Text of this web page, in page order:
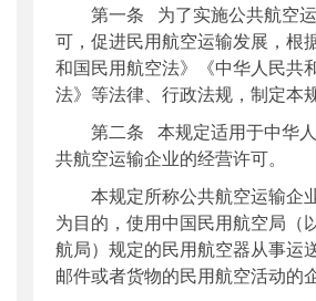
第一条 为了实施公共航空
可，促进民用航空运输发展，根
和国民用航空法》《中华人民共
法》等法律、行政法规，制定本规
第二条 本规定适用于中华
共航空运输企业的经营许可。
本规定所称公共航空运输企
为目的，使用中国民用航空局（
航局）规定的民用航空器从事运
邮件或者货物的民用航空活动的